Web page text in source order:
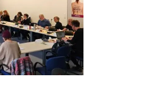
Anzeige